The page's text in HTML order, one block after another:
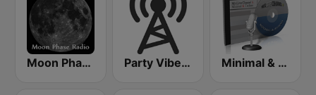
Moon Phase Radio - Chill Party Vibe: Psychedelic Trance Radio Minimal & Techno on MixLive.ie